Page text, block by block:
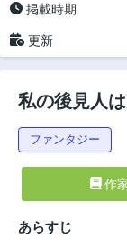
掲載時期
更新
私の後見人
ファンタジー
作
あらすじ